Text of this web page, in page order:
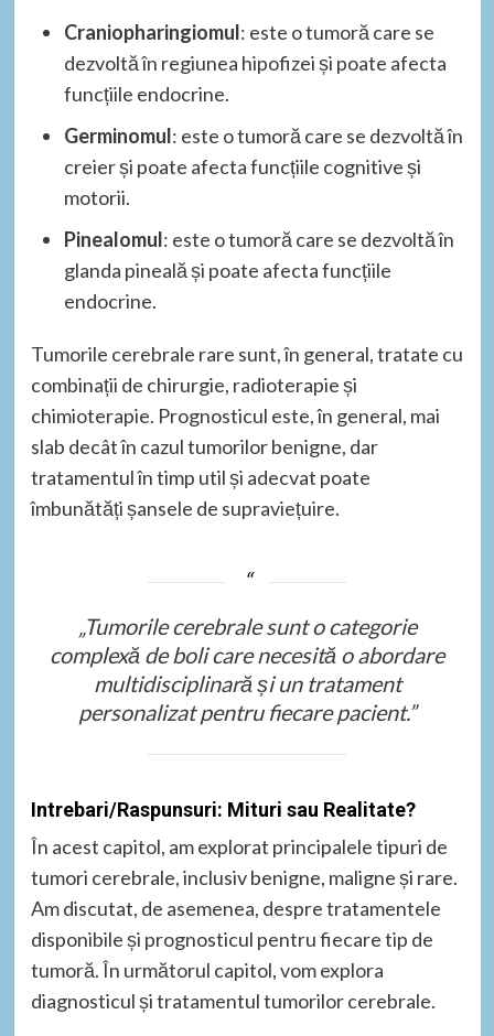
Craniopharingiomul: este o tumoră care se
dezvoltă în regiunea hipofizei și poate afecta
funcțiile endocrine.
Germinomul: este o tumoră care se dezvoltă în
creier și poate afecta funcțiile cognitive și
motorii.
Pinealomul: este o tumoră care se dezvoltă în
glanda pineală și poate afecta funcțiile
endocrine.
Tumorile cerebrale rare sunt, în general, tratate cu
combinații de chirurgie, radioterapie și
chimioterapie. Prognosticul este, în general, mai
slab decât în cazul tumorilor benigne, dar
tratamentul în timp util și adecvat poate
îmbunătăți șansele de supraviețuire.
„Tumorile cerebrale sunt o categorie
complexă de boli care necesită o abordare
multidisciplinară și un tratament
personalizat pentru fiecare pacient.”
Intrebari/Raspunsuri: Mituri sau Realitate?
În acest capitol, am explorat principalele tipuri de
tumori cerebrale, inclusiv benigne, maligne și rare.
Am discutat, de asemenea, despre tratamentele
disponibile și prognosticul pentru fiecare tip de
tumoră. În următorul capitol, vom explora
diagnosticul și tratamentul tumorilor cerebrale.